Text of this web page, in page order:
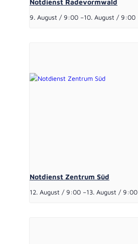
Notdienst Radevormwald
9. August / 9:00 –10. August / 9:00
Notdienst Zentrum Süd
12. August / 9:00 –13. August / 9:00